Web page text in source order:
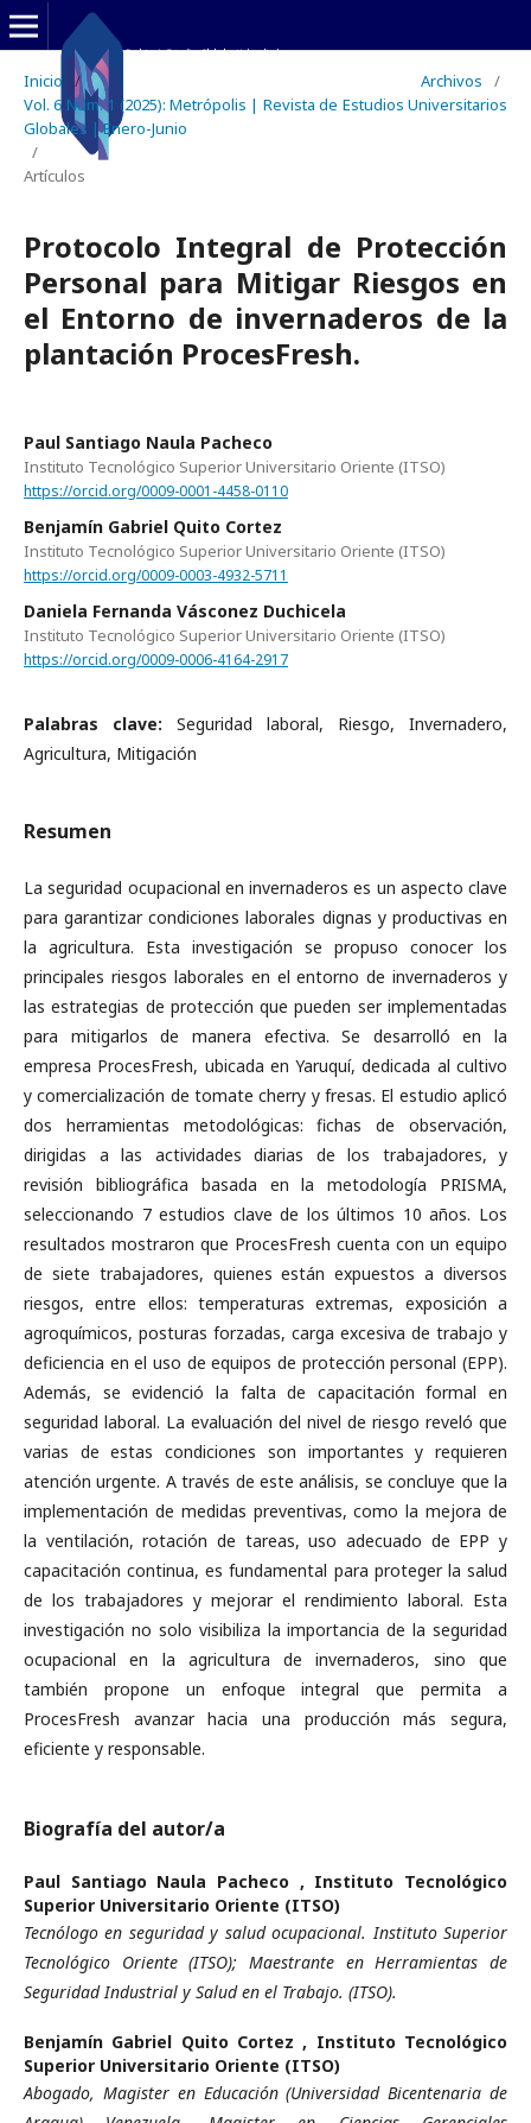
Inicio / Archivos
/
Vol. 6 Núm. 1 (2025): Metrópolis | Revista de Estudios Universitarios
Globales | Enero-Junio
/
Artículos
Protocolo Integral de Protección
Personal para Mitigar Riesgos en
el Entorno de invernaderos de la
plantación ProcesFresh.
Paul Santiago Naula Pacheco
Instituto Tecnológico Superior Universitario Oriente (ITSO)
https://orcid.org/0009-0001-4458-0110
Benjamín Gabriel Quito Cortez
Instituto Tecnológico Superior Universitario Oriente (ITSO)
https://orcid.org/0009-0003-4932-5711
Daniela Fernanda Vásconez Duchicela
Instituto Tecnológico Superior Universitario Oriente (ITSO)
https://orcid.org/0009-0006-4164-2917
Palabras clave: Seguridad laboral, Riesgo, Invernadero,
Agricultura, Mitigación
Resumen
La seguridad ocupacional en invernaderos es un aspecto clave
para garantizar condiciones laborales dignas y productivas en
la agricultura. Esta investigación se propuso conocer los
principales riesgos laborales en el entorno de invernaderos y
las estrategias de protección que pueden ser implementadas
para mitigarlos de manera efectiva. Se desarrolló en la
empresa ProcesFresh, ubicada en Yaruquí, dedicada al cultivo
y comercialización de tomate cherry y fresas. El estudio aplicó
dos herramientas metodológicas: fichas de observación,
dirigidas a las actividades diarias de los trabajadores, y
revisión bibliográfica basada en la metodología PRISMA,
seleccionando 7 estudios clave de los últimos 10 años. Los
resultados mostraron que ProcesFresh cuenta con un equipo
de siete trabajadores, quienes están expuestos a diversos
riesgos, entre ellos: temperaturas extremas, exposición a
agroquímicos, posturas forzadas, carga excesiva de trabajo y
deficiencia en el uso de equipos de protección personal (EPP).
Además, se evidenció la falta de capacitación formal en
seguridad laboral. La evaluación del nivel de riesgo reveló que
varias de estas condiciones son importantes y requieren
atención urgente. A través de este análisis, se concluye que la
implementación de medidas preventivas, como la mejora de
la ventilación, rotación de tareas, uso adecuado de EPP y
capacitación continua, es fundamental para proteger la salud
de los trabajadores y mejorar el rendimiento laboral. Esta
investigación no solo visibiliza la importancia de la seguridad
ocupacional en la agricultura de invernaderos, sino que
también propone un enfoque integral que permita a
ProcesFresh avanzar hacia una producción más segura,
eficiente y responsable.
Biografía del autor/a
Paul Santiago Naula Pacheco , Instituto Tecnológico
Superior Universitario Oriente (ITSO)
Tecnólogo en seguridad y salud ocupacional. Instituto Superior
Tecnológico Oriente (ITSO); Maestrante en Herramientas de
Seguridad Industrial y Salud en el Trabajo. (ITSO).
Benjamín Gabriel Quito Cortez , Instituto Tecnológico
Superior Universitario Oriente (ITSO)
Abogado, Magister en Educación (Universidad Bicentenaria de